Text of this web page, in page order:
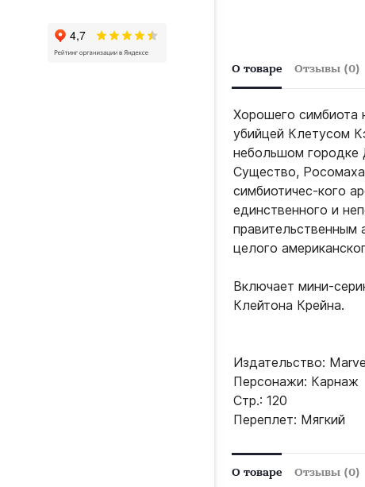
О товаре Отзывы (0)
Хорошего симбиота
убийцей Клетусом
небольшом городке
Существо,
симбиотичес-кого
единственного и
целого
Включает мини-
Клейтона Крейна.
Издательство:
Персонажи: Карнаж
Стр.: 120
Переплет: Мягкий
О товаре Отзывы (0)